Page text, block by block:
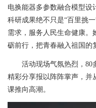
电换能器多参数融合模型设
科研成果绝不只是“百里挑
需求，服务人民生命健康。
砺前行，把青春融入祖国的
活动现场气氛热烈， 80
精彩分享报以阵阵掌声，并
课推向高潮。